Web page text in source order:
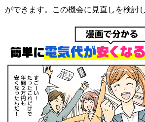
ができます。この機会に見直しを検討